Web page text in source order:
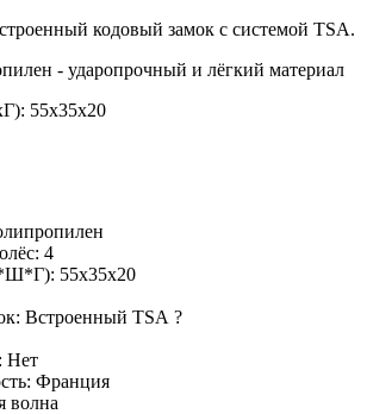
кодовый замок с системой TSA.
- ударопрочный и лёгкий материал
55х35х20
4
55х35х20
Встроенный TSA ?
Нет
Франция
волна